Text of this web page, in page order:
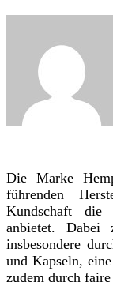
Die Marke
führenden
Kundschaft die
anbietet. Dabei
insbesondere
und Kapseln,
zudem durch faire